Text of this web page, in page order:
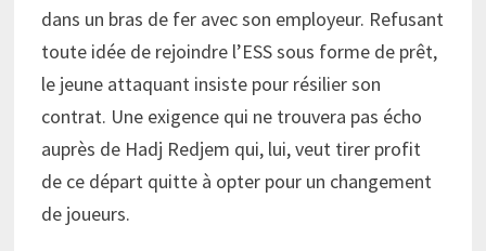
dans un bras de fer avec son employeur. Refusant
toute idée de rejoindre l’ESS sous forme de prêt,
le jeune attaquant insiste pour résilier son
contrat. Une exigence qui ne trouvera pas écho
auprès de Hadj Redjem qui, lui, veut tirer profit
de ce départ quitte à opter pour un changement
de joueurs.